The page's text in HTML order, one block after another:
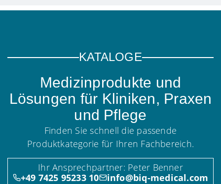
KATALOGE
Medizinprodukte und
Lösungen für Kliniken, Praxen
und Pflege
Finden Sie schnell die passende
Produktkategorie für Ihren Fachbereich.
Ihr Ansprechpartner: Peter Benner
+49 7425 95233 10
info@biq-medical.com